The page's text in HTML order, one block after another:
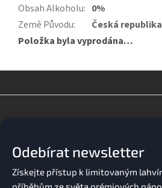
Obsah Alkoholu: 0%
Země Původu:
Česká republika
Položka byla vyprodána…
Odebírat newsletter